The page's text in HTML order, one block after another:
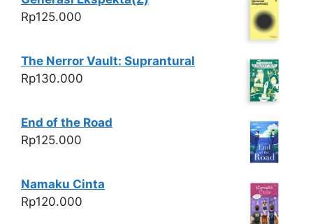
Rp125.000
The Nerror Vault: Suprantural
Rp130.000
End of the Road
Rp125.000
Namaku Cinta
Rp120.000